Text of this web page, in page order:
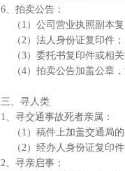
6、拍卖公告：
（1）公司营业执照副本
（2）法人身份证复印件
（3）委托书复印件或相
（4）拍卖公告加盖公章
三、寻人类
1、寻交通事故死者亲属：
（1）稿件上加盖交通局
（2）经办人身份证复印
2、寻亲启事：